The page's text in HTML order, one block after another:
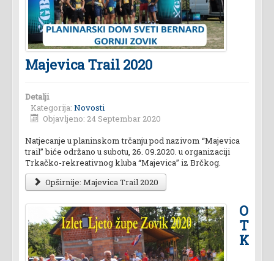
Majevica Trail 2020
Detalji
Kategorija: Novosti
Objavljeno: 24 Septembar 2020
Natjecanje u planinskom trčanju pod nazivom “Majevica
trail” biće održano u subotu, 26. 09.2020. u organizaciji
Trkačko-rekreativnog kluba “Majevica” iz Brčkog.
Opširnije: Majevica Trail 2020
O
T
K